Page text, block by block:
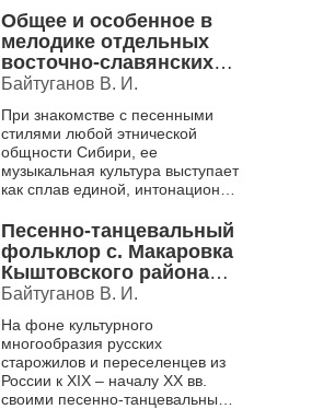
Центрального района г.
Новосибирска с 1994 года при
участии и ак...
Общее и особенное в
мелодике отдельных
восточно-славянских
групп Юго-Западной
Сибири
Байтуганов В. И.
При знакомстве с песенными
стилями любой этнической
общности Сибири, ее
музыкальная культура выступает
как сплав единой, интонационно
том случае, если эта этническая
общно...
Песенно-танцевальный
фольклор с. Макаровка
Кыштовского района
Новосибирской
области в народном
календаре
Байтуганов В. И.
На фоне культурного
многообразия русских
старожилов и переселенцев из
России к XIX – началу XX вв.
своими песенно-танцевальными